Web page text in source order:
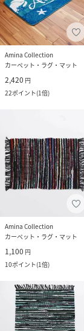
Amina Collection
カーペット・ラグ・マット
2,420 円
22ポイント(1倍)
Amina Collection
カーペット・ラグ・マット
1,100 円
10ポイント(1倍)